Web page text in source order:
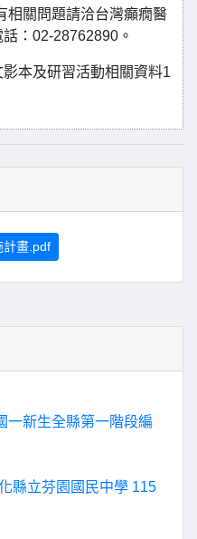
相關問題請洽台灣癲癇醫
：02-28762890。
本及研習活動相關資料1
計畫.pdf
一新生全縣第一階段編
縣立芬園國民中學 115